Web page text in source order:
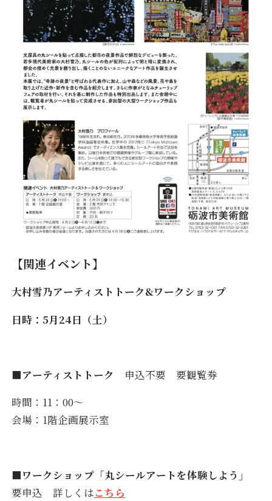
【関連イベント】
大村雪乃アーティストトーク&ワークショップ
日時：5月24日（土）
■アーティストトーク 申込不要
要観覧券
時間：11：00～
会場：1階企画展示室
■ワークショップ「丸シールアートを体験しよう」
要申込 詳しくはこちら